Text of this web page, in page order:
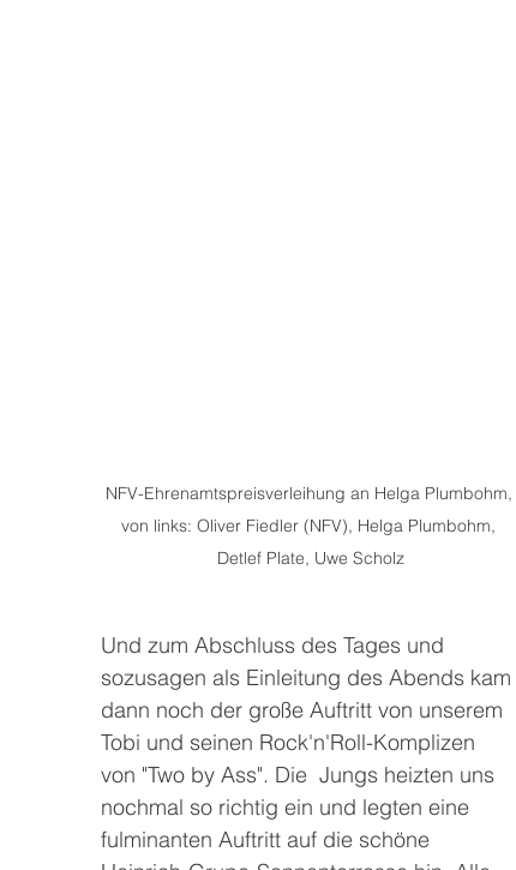
NFV-Ehrenamtspreisverleihung an Helga Plumbohm,
von links: Oliver Fiedler (NFV), Helga Plumbohm,
Detlef Plate, Uwe Scholz
Und zum Abschluss des Tages und
sozusagen als Einleitung des Abends kam
dann noch der große Auftritt von unserem
Tobi und seinen Rock'n'Roll-Komplizen
von "Two by Ass". Die  Jungs heizten uns
nochmal so richtig ein und legten eine
fulminanten Auftritt auf die schöne